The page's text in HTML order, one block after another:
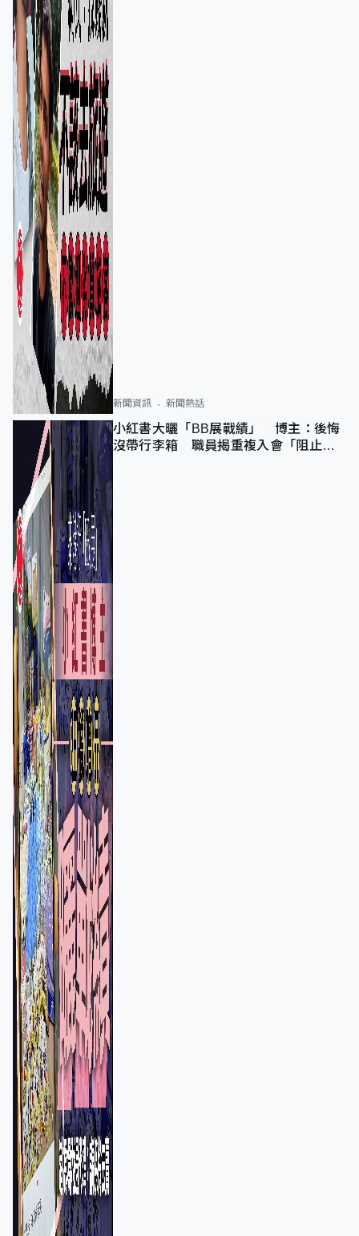
新聞資訊 新聞熱話
小紅書大曬「BB展戰績」 博主：後悔
沒帶行李箱 職員揭重複入會「阻止唔